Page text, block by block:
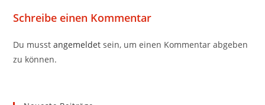
Schreibe einen Kommentar
Du musstangemeldet sein, um einen Kommentar abgeben
zu können.